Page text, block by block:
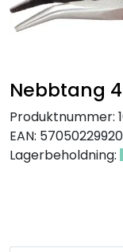
Nebbtang
Produktnummer:
EAN:
Lagerbeholdning:
SIKKERHET
TILBUD